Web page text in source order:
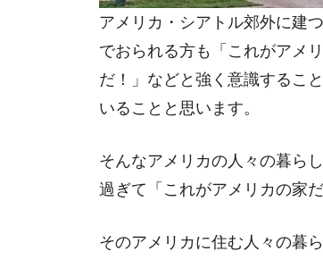
アメリカ・シアトル郊外に建
でおられる方も「これがアメ
だ！」などと強く意識するこ
いることと思います。
そんなアメリカの人々の暮ら
過ぎて「これがアメリカの家
そのアメリカに住む人々の暮